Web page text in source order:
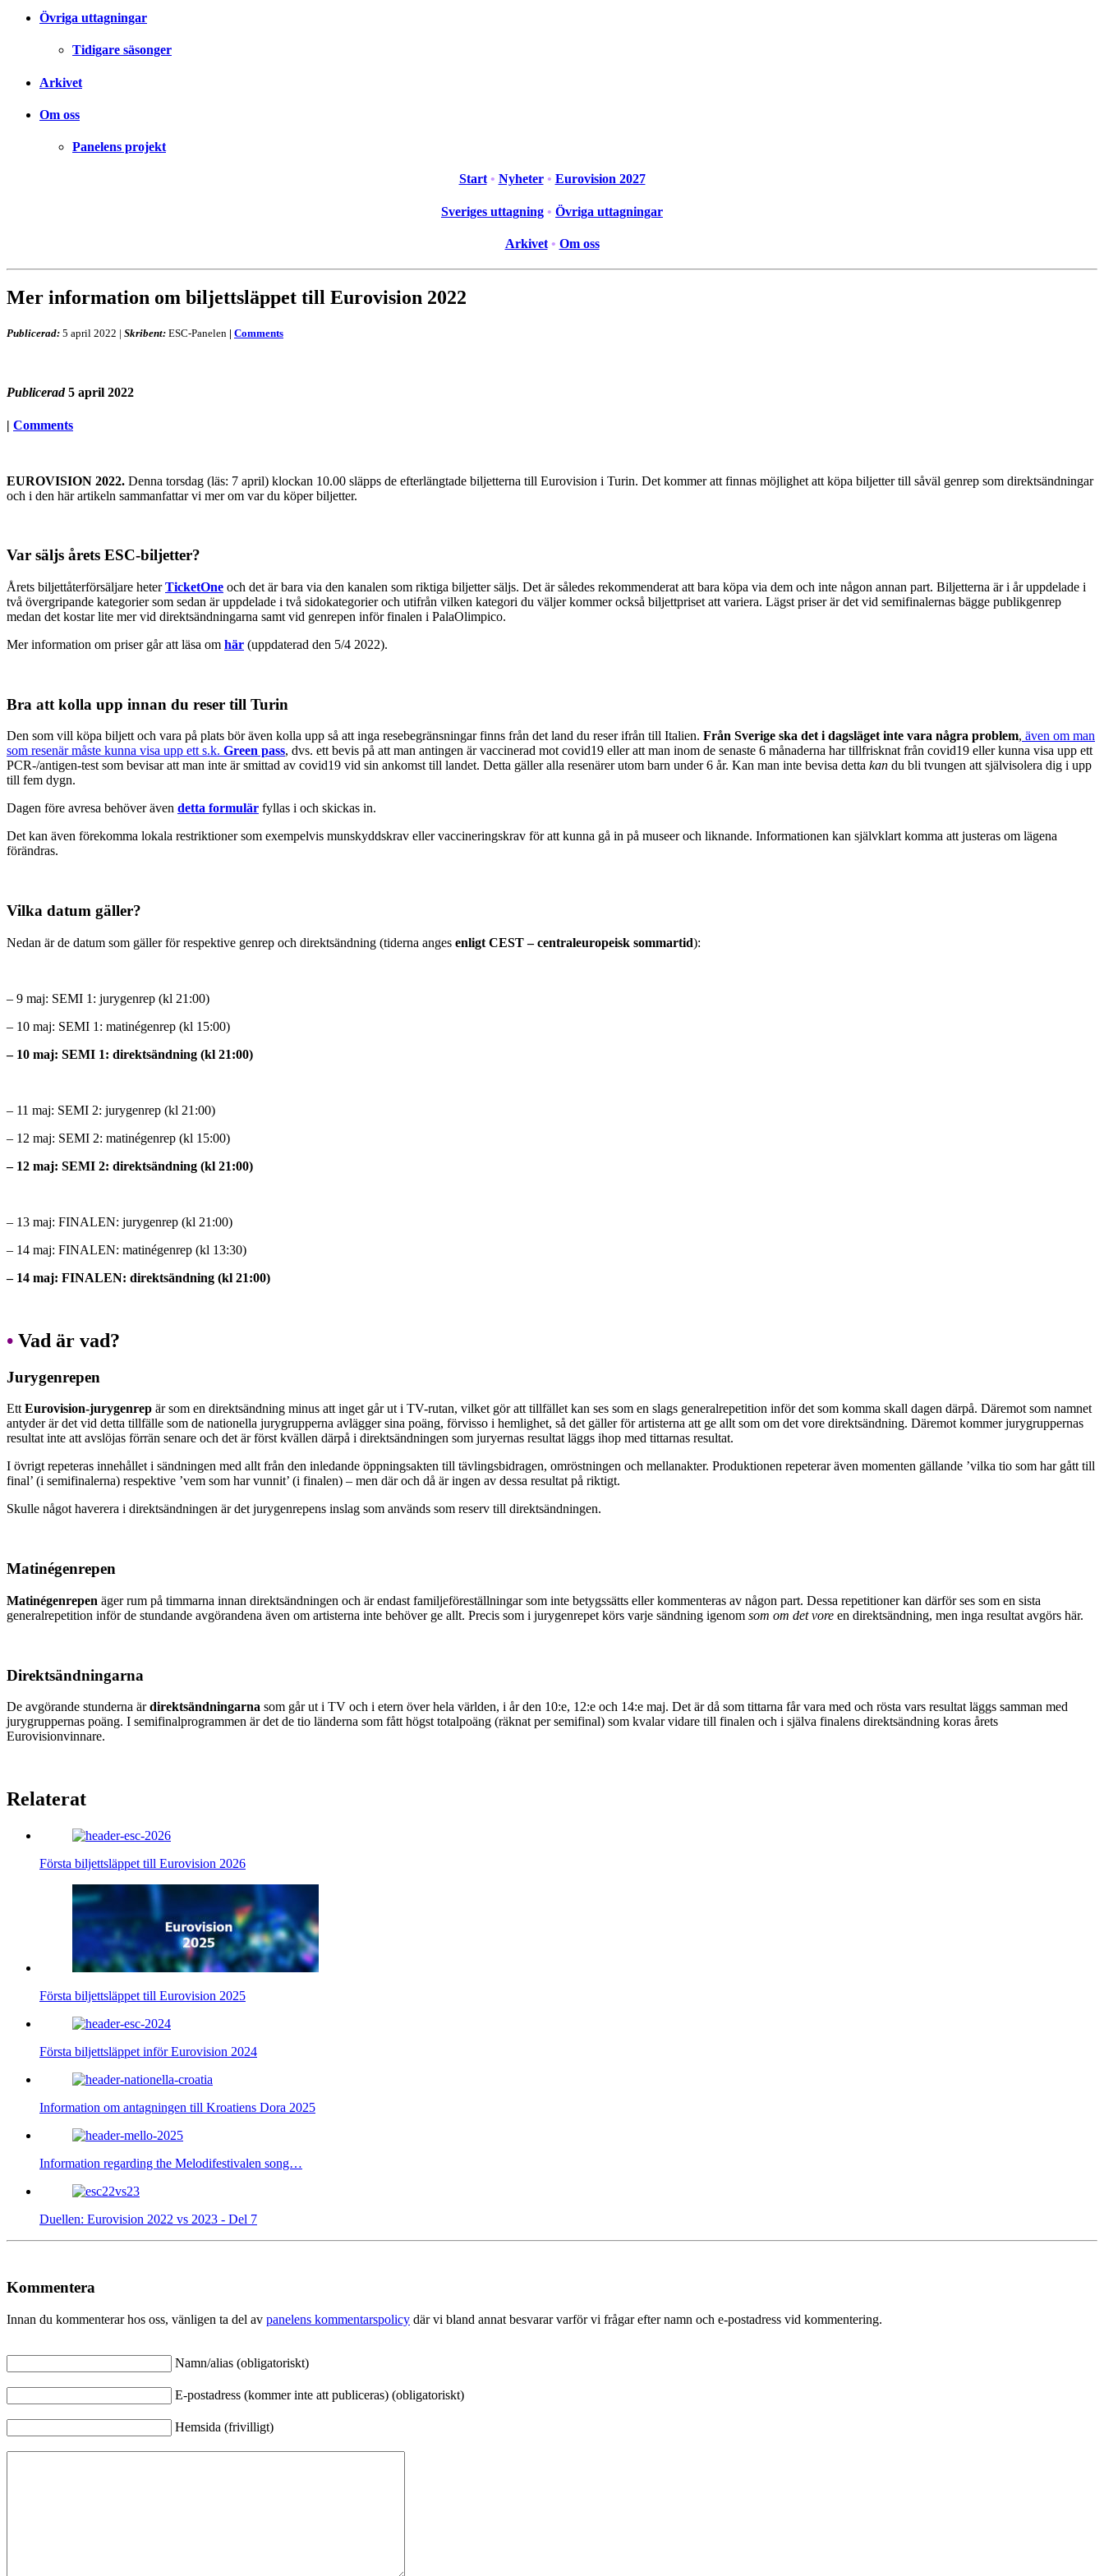
Övriga uttagningar
Tidigare säsonger
Arkivet
Om oss
Panelens projekt
Start • Nyheter • Eurovision 2027
Sveriges uttagning • Övriga uttagningar
Arkivet • Om oss
Mer information om biljettsläppet till Eurovision 2022
Publicerad: 5 april 2022 | Skribent: ESC-Panelen | Comments
Publicerad 5 april 2022
| Comments
EUROVISION 2022. Denna torsdag (läs: 7 april) klockan 10.00 släpps de efterlängtade biljetterna till Eurovision i Turin. Det kommer att finnas möjlighet att köpa biljetter till såväl genrep som direktsändningar
och i den här artikeln sammanfattar vi mer om var du köper biljetter.
Var säljs årets ESC-biljetter?
Årets biljettåterförsäljare heterTicketOne och det är bara via den kanalen som riktiga biljetter säljs. Det är således rekommenderat att bara köpa via dem och inte någon annan part. Biljetterna är i år uppdelade i
två övergripande kategorier som sedan är uppdelade i två sidokategorier och utifrån vilken kategori du väljer kommer också biljettpriset att variera. Lägst priser är det vid semifinalernas bägge publikgenrep
medan det kostar lite mer vid direktsändningarna samt vid genrepen inför finalen i PalaOlimpico.
Mer information om priser går att läsa om här (uppdaterad den 5/4 2022).
Bra att kolla upp innan du reser till Turin
Den som vill köpa biljett och vara på plats bör även kolla upp så att inga resebegränsningar finns från det land du reser ifrån till Italien. Från Sverige ska det i dagsläget inte vara några problem, även om man
som resenär måste kunna visa upp ett s.k. Green pass, dvs. ett bevis på att man antingen är vaccinerad mot covid19 eller att man inom de senaste 6 månaderna har tillfrisknat från covid19 eller kunna visa upp ett
PCR-/antigen-test som bevisar att man inte är smittad av covid19 vid sin ankomst till landet. Detta gäller alla resenärer utom barn under 6 år. Kan man inte bevisa detta kan du bli tvungen att självisolera dig i upp
till fem dygn.
Dagen före avresa behöver även detta formulär fyllas i och skickas in.
Det kan även förekomma lokala restriktioner som exempelvis munskyddskrav eller vaccineringskrav för att kunna gå in på museer och liknande. Informationen kan självklart komma att justeras om lägena
förändras.
Vilka datum gäller?
Nedan är de datum som gäller för respektive genrep och direktsändning (tiderna anges enligt CEST – centraleuropeisk sommartid):
– 9 maj: SEMI 1: jurygenrep (kl 21:00)
– 10 maj: SEMI 1: matinégenrep (kl 15:00)
– 10 maj: SEMI 1: direktsändning (kl 21:00)
– 11 maj: SEMI 2: jurygenrep (kl 21:00)
– 12 maj: SEMI 2: matinégenrep (kl 15:00)
– 12 maj: SEMI 2: direktsändning (kl 21:00)
– 13 maj: FINALEN: jurygenrep (kl 21:00)
– 14 maj: FINALEN: matinégenrep (kl 13:30)
– 14 maj: FINALEN: direktsändning (kl 21:00)
• Vad är vad?
Jurygenrepen
EttEurovision-jurygenrep är som en direktsändning minus att inget går ut i TV-rutan, vilket gör att tillfället kan ses som en slags generalrepetition inför det som komma skall dagen därpå. Däremot som namnet
antyder är det vid detta tillfälle som de nationella jurygrupperna avlägger sina poäng, förvisso i hemlighet, så det gäller för artisterna att ge allt som om det vore direktsändning. Däremot kommer jurygruppernas
resultat inte att avslöjas förrän senare och det är först kvällen därpå i direktsändningen som juryernas resultat läggs ihop med tittarnas resultat.
I övrigt repeteras innehållet i sändningen med allt från den inledande öppningsakten till tävlingsbidragen, omröstningen och mellanakter. Produktionen repeterar även momenten gällande ’vilka tio som har gått till
final’ (i semifinalerna) respektive ’vem som har vunnit’ (i finalen) – men där och då är ingen av dessa resultat på riktigt.
Skulle något haverera i direktsändningen är det jurygenrepens inslag som används som reserv till direktsändningen.
Matinégenrepen
Matinégenrepen äger rum på timmarna innan direktsändningen och är endast familjeföreställningar som inte betygssätts eller kommenteras av någon part. Dessa repetitioner kan därför ses som en sista
generalrepetition inför de stundande avgörandena även om artisterna inte behöver ge allt. Precis som i jurygenrepet körs varje sändning igenom som om det vore en direktsändning, men inga resultat avgörs här.
Direktsändningarna
De avgörande stunderna ärdirektsändningarna som går ut i TV och i etern över hela världen, i år den 10:e, 12:e och 14:e maj. Det är då som tittarna får vara med och rösta vars resultat läggs samman med
jurygruppernas poäng. I semifinalprogrammen är det de tio länderna som fått högst totalpoäng (räknat per semifinal) som kvalar vidare till finalen och i själva finalens direktsändning koras årets
Eurovisionvinnare.
Relaterat
Första biljettsläppet till Eurovision 2026
Första biljettsläppet till Eurovision 2025
Första biljettsläppet inför Eurovision 2024
Information om antagningen till Kroatiens Dora 2025
Information regarding the Melodifestivalen song…
Duellen: Eurovision 2022 vs 2023 - Del 7
Kommentera
Innan du kommenterar hos oss, vänligen ta del av panelens kommentarspolicy där vi bland annat besvarar varför vi frågar efter namn och e-postadress vid kommentering.
Namn/alias (obligatoriskt)
E-postadress (kommer inte att publiceras) (obligatoriskt)
Hemsida (frivilligt)